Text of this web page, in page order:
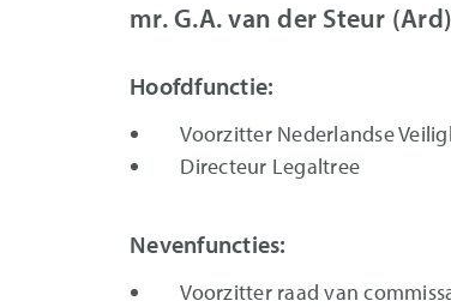
mr. G.A. van der Steur
Hoofdfunctie:
Voorzitter Nederlandse
Directeur Legaltree
Nevenfuncties:
Voorzitter raad van